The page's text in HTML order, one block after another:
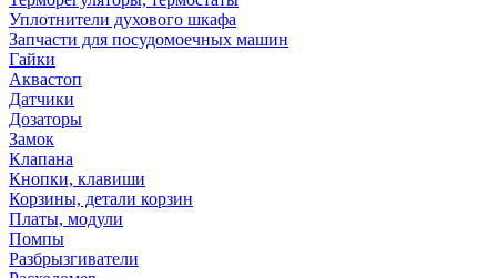
Уплотнители духового шкафа
Запчасти для посудомоечных машин
Гайки
Аквастоп
Датчики
Дозаторы
Замок
Клапана
Кнопки, клавиши
Корзины, детали корзин
Платы, модули
Помпы
Разбрызгиватели